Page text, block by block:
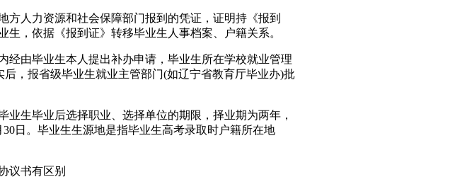
人力资源和社会保障部门报到的凭证，证明持《报到
生，依据《报到证》转移毕业生人事档案、户籍关系。
由毕业生本人提出补办申请，毕业生所在学校就业管理
，报省级毕业生就业主管部门(如辽宁省教育厅毕业办)批
生毕业后选择职业、选择单位的期限，择业期为两年，
日。毕业生生源地是指毕业生高考录取时户籍所在地
书有区别